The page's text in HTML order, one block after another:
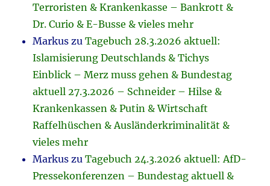
Terroristen & Krankenkasse – Bankrott &
Dr. Curio & E-Busse & vieles mehr
Markus zuTagebuch 28.3.2026 aktuell:
Islamisierung Deutschlands & Tichys
Einblick – Merz muss gehen & Bundestag
aktuell 27.3.2026 – Schneider – Hilse &
Krankenkassen & Putin & Wirtschaft
Raffelhüschen & Ausländerkriminalität &
vieles mehr
Markus zuTagebuch 24.3.2026 aktuell: AfD-
Pressekonferenzen – Bundestag aktuell &